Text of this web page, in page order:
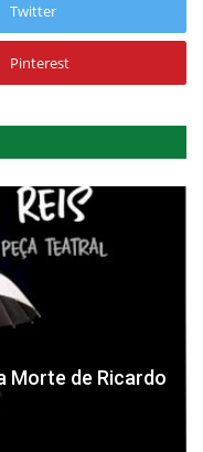
Twitter
Pinterest
Morte de Ricardo